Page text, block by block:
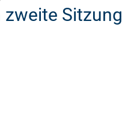
Sitzung